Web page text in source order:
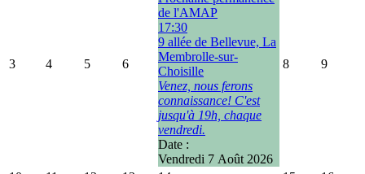
3 4 5 6
de l'AMAP
17:30
9 allée de Bellevue, La
Membrolle-sur-
Choisille
Venez, nous ferons
connaissance! C'est
jusqu'à 19h, chaque
vendredi.
Date :
Vendredi 7 Août 2026
8 9